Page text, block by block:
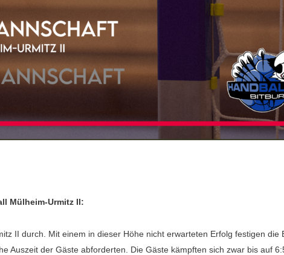
Mülheim-Urmitz II:
II durch. Mit einem in dieser Höhe nicht erwarteten Erfolg festigen die
Auszeit der Gäste abforderten. Die Gäste kämpften sich zwar bis auf